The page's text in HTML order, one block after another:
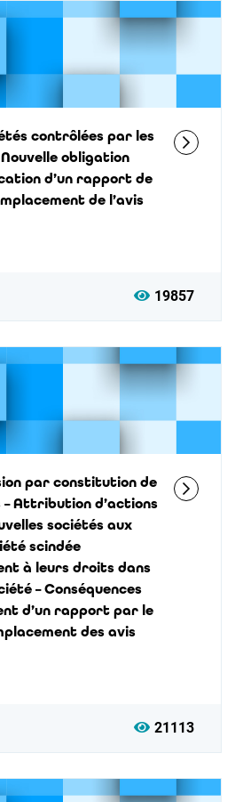
contrôlées par les
obligation
d’un rapport de
de l’avis
19857
par constitution de
– Attribution d’actions
sociétés aux
scindée
à leurs droits dans
– Conséquences
d’un rapport par le
des avis
21113